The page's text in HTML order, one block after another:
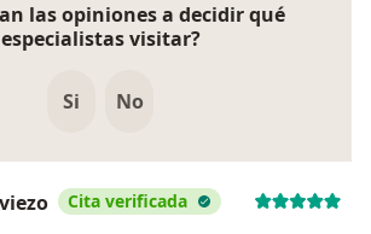
las opiniones a decidir qué
especialistas visitar?
Si No
Cita verificada